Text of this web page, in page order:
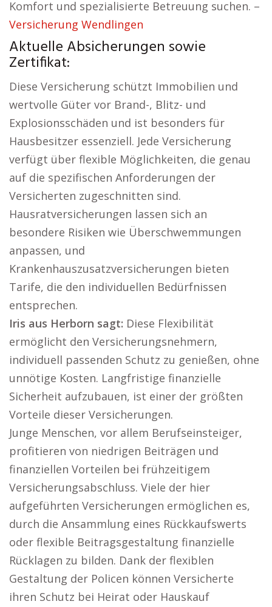
Komfort und spezialisierte Betreuung suchen. –
Versicherung Wendlingen
Aktuelle Absicherungen sowie
Zertifikat:
Diese Versicherung schützt Immobilien und
wertvolle Güter vor Brand-, Blitz- und
Explosionsschäden und ist besonders für
Hausbesitzer essenziell. Jede Versicherung
verfügt über flexible Möglichkeiten, die genau
auf die spezifischen Anforderungen der
Versicherten zugeschnitten sind.
Hausratversicherungen lassen sich an
besondere Risiken wie Überschwemmungen
anpassen, und
Krankenhauszusatzversicherungen bieten
Tarife, die den individuellen Bedürfnissen
entsprechen.
Iris aus Herborn sagt: Diese Flexibilität
ermöglicht den Versicherungsnehmern,
individuell passenden Schutz zu genießen, ohne
unnötige Kosten. Langfristige finanzielle
Sicherheit aufzubauen, ist einer der größten
Vorteile dieser Versicherungen.
Junge Menschen, vor allem Berufseinsteiger,
profitieren von niedrigen Beiträgen und
finanziellen Vorteilen bei frühzeitigem
Versicherungsabschluss. Viele der hier
aufgeführten Versicherungen ermöglichen es,
durch die Ansammlung eines Rückkaufswerts
oder flexible Beitragsgestaltung finanzielle
Rücklagen zu bilden. Dank der flexiblen
Gestaltung der Policen können Versicherte
ihren Schutz bei Heirat oder Hauskauf